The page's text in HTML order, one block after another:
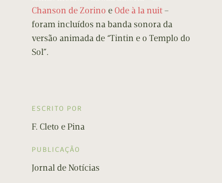
Chanson de Zorino e Ode à la nuit–
foram incluídos na banda sonora da
versão animada de “Tintin e o Templo do
Sol”.
ESCRITO POR
F. Cleto e Pina
PUBLICAÇÃO
Jornal de Notícias